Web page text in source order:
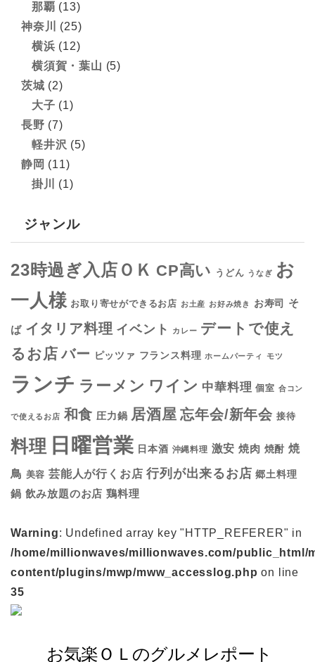
那覇 (13)
神奈川
(25)
横浜 (12)
横須賀・葉山 (5)
茨城 (2)
大子 (1)
長野 (7)
軽井沢 (5)
静岡 (11)
掛川
(1)
ジャンル
23時過ぎ入店ＯＫ CP高い うどん うなぎ お
一人様 お取り寄せができるお店 お土産 お好み焼き お寿司 そ
ば イタリア料理 イベント カレー デートで使え
るお店 バー ピッツァ フランス料理 ホームパーティ モツ
ランチ ラーメン ワイン 中華料理 個室 合コン
で使えるお店 和食 圧力鍋 居酒屋 忘年会/新年会 接待
料理 日曜営業 日本酒 沖縄料理 激安 焼肉 焼酎 焼
鳥 美容 芸能人が行くお店 行列が出来るお店 郷土料理
鍋 飲み放題のお店 鶏料理
Warning: Undefined array key "HTTP_REFERER" in
/home/millionwaves/millionwaves.com/public_html/
content/plugins/mwp/mww_accesslog.php on line
35